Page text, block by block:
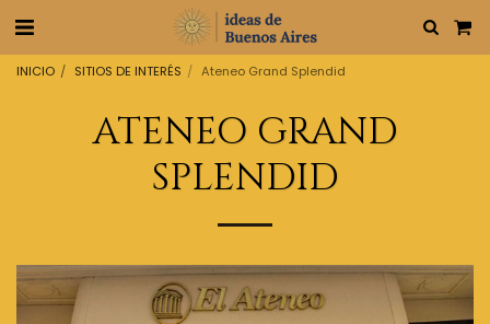
INICIO SITIOS DE INTERÉS Ateneo Grand Splendid
ATENEO GRAND
SPLENDID